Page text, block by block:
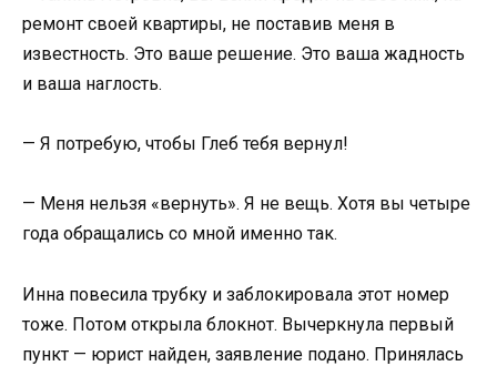
ремонт своей квартиры, не поставив меня в
известность. Это ваше решение. Это ваша жадность
и ваша наглость.
— Я потребую, чтобы Глеб тебя вернул!
— Меня нельзя «вернуть». Я не вещь. Хотя вы четыре
года обращались со мной именно так.
Инна повесила трубку и заблокировала этот номер
тоже. Потом открыла блокнот. Вычеркнула первый
пункт — юрист найден, заявление подано. Принялась